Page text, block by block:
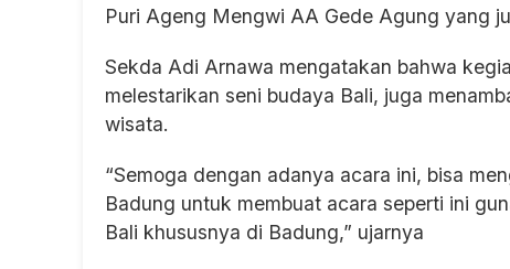
Puri Ageng Mengwi AA Gede Agung yang
Sekda Adi Arnawa mengatakan bahwa
melestarikan seni budaya Bali, juga
wisata.
“Semoga dengan adanya acara ini, bisa
Badung untuk membuat acara seperti ini
Bali khususnya di Badung,” ujarnya